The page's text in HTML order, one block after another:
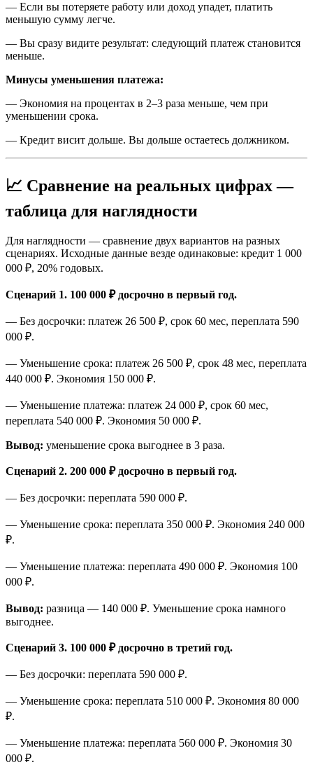
— Если вы потеряете работу или доход упадет, платить
меньшую сумму легче.
— Вы сразу видите результат: следующий платеж становится
меньше.
Минусы уменьшения платежа:
— Экономия на процентах в 2–3 раза меньше, чем при
уменьшении срока.
— Кредит висит дольше. Вы дольше остаетесь должником.
📈 Сравнение на реальных цифрах —
таблица для наглядности
Для наглядности — сравнение двух вариантов на разных
сценариях. Исходные данные везде одинаковые: кредит 1 000
000 ₽, 20% годовых.
Сценарий 1. 100 000 ₽ досрочно в первый год.
— Без досрочки: платеж 26 500 ₽, срок 60 мес, переплата 590
000 ₽.
— Уменьшение срока: платеж 26 500 ₽, срок 48 мес, переплата
440 000 ₽. Экономия 150 000 ₽.
— Уменьшение платежа: платеж 24 000 ₽, срок 60 мес,
переплата 540 000 ₽. Экономия 50 000 ₽.
Вывод: уменьшение срока выгоднее в 3 раза.
Сценарий 2. 200 000 ₽ досрочно в первый год.
— Без досрочки: переплата 590 000 ₽.
— Уменьшение срока: переплата 350 000 ₽. Экономия 240 000
₽.
— Уменьшение платежа: переплата 490 000 ₽. Экономия 100
000 ₽.
Вывод: разница — 140 000 ₽. Уменьшение срока намного
выгоднее.
Сценарий 3. 100 000 ₽ досрочно в третий год.
— Без досрочки: переплата 590 000 ₽.
— Уменьшение срока: переплата 510 000 ₽. Экономия 80 000
₽.
— Уменьшение платежа: переплата 560 000 ₽. Экономия 30
000 ₽.